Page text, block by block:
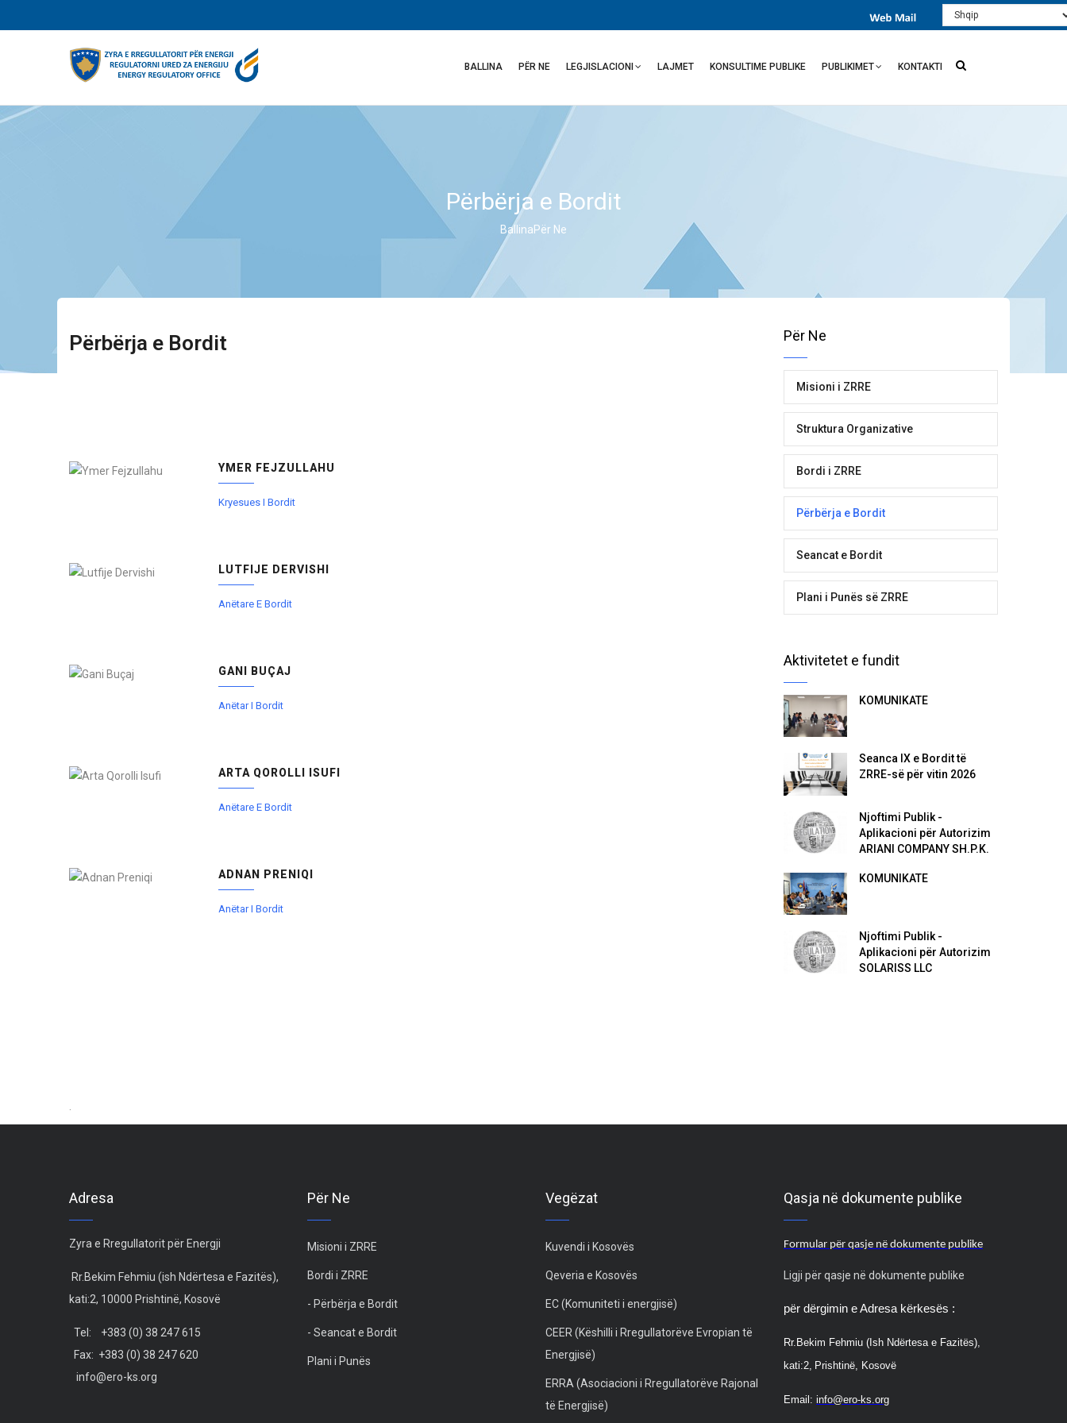
to
Select
your
BALLINA PËR NE LEGJISLACIONI LAJMET KONSULTIME PUBLIKE PUBLIKIMET KONTAKTI
Përbërja e Bordit
Breadcrumb
BallinaPër Ne
Përbërja e Bordit
YMER FEJZULLAHU
Kryesues I Bordit
LUTFIJE DERVISHI
Anëtare E Bordit
GANI BUÇAJ
Anëtar I Bordit
ARTA QOROLLI ISUFI
Anëtare E Bordit
ADNAN PRENIQI
Anëtar I Bordit
Për Ne
Misioni i ZRRE
Struktura Organizative
Bordi i ZRRE
Përbërja e Bordit
Seancat e Bordit
Plani i Punës së ZRRE
Aktivitetet e fundit
KOMUNIKATË
Seanca IX e Bordit të
ZRRE-së për vitin 2026
Njoftimi Publik -
Aplikacioni për Autorizim
ARIANI COMPANY SH.P.K.
KOMUNIKATË
Njoftimi Publik -
Aplikacioni për Autorizim
SOLARISS LLC
Adresa
Zyra e Rregullatorit për Energji
Rr.Bekim Fehmiu (ish Ndërtesa e Fazitës),
kati:2, 10000 Prishtinë, Kosovë
Tel: +383 (0) 38 247 615
Fax: +383 (0) 38 247 620
info@ero-ks.org
Për Ne
Misioni i ZRRE
Bordi i ZRRE
- Përbërja e Bordit
- Seancat e Bordit
Plani i Punës
Vegëzat
Kuvendi i Kosovës
Qeveria e Kosovës
EC (Komuniteti i energjisë)
CEER (Këshilli i Rregullatorëve Evropian të
Energjisë)
ERRA (Asociacioni i Rregullatorëve Rajonal
të Energjisë)
Qasja në dokumente publike
Formular për qasje në dokumente publike
Ligji për qasje në dokumente publike
për dërgimin e Adresa kërkesës :
Rr. Bekim Fehmiu (Ish Ndërtesa e Fazitës),
kati:2, Prishtinë, Kosovë
Email: info@ero-ks.org